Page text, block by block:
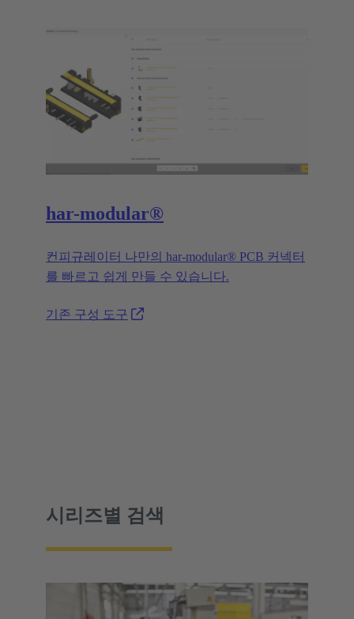
har-modular®
컨피규레이터 나만의 har-modular® PCB 커넥터
를 빠르고 쉽게 만들 수 있습니다.
기존 구성 도구
시리즈별 검색